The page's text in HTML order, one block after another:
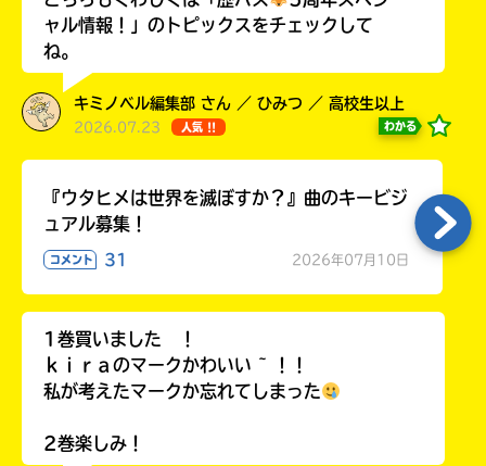
ャル情報！」のトピックスをチェックして
ね。
キミノベル編集部 さん ／ ひみつ ／ 高校生以上
2026.07.23 人気 !! わかる
『ウタヒメは世界を滅ぼすか？』曲のキービジ
ュアル募集！
コメント 31 2026年07月10日
1巻買いました ！
ｋｉｒａのマークかわいい ~ ！！
私が考えたマークか忘れてしまった
2巻楽しみ！